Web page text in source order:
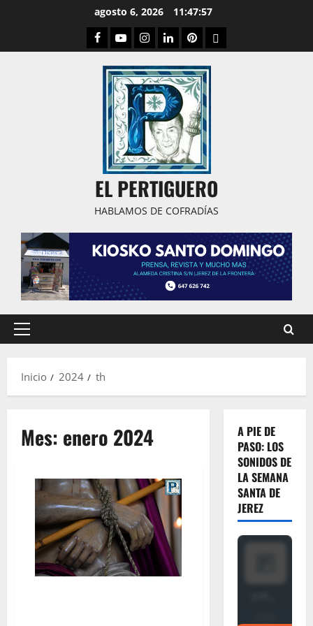
agosto 6, 2026 11:47:58
Facebook
YoutubeInstagram
LinkedPinterestDribbble
EL PERTIGUERO
HABLAMOS DE COFRADÍAS
Menú
Inicio
2024 th
Mes: enero 2024
A PIE DE
PASO: LOS
SONIDOS DE
LA SEMANA
SANTA DE
JEREZ